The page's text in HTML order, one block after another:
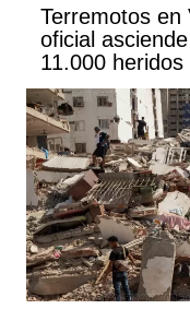
Terremotos en
oficial
11.000 heridos